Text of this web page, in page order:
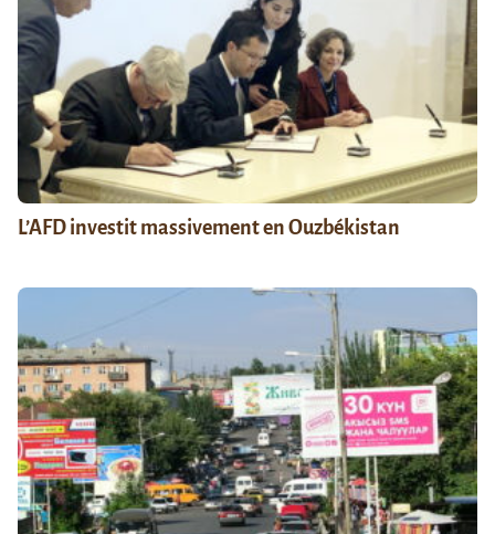
L’AFD investit massivement en Ouzbékistan